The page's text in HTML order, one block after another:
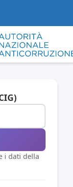
i dati della